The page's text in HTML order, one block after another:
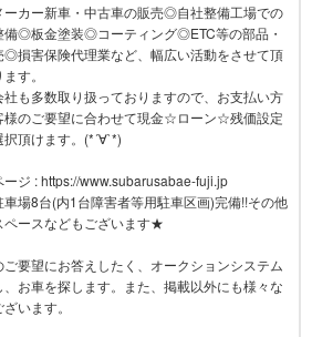
ーカー新車・中古車の販売◎自社整備工場での
備◎板金塗装◎コーティング◎ETC等の部品・
◎損害保険代理業など、幅広い活動をさせて頂
す。
社も多数取り扱っておりますので、お支払い方
様のご要望に合わせて現金☆ローン☆残価設定
頂けます。(*´∀`*)
ージ : https://www.subarusabae-fuji.jp
車場8台(内1台障害者等用駐車区画)完備!!その他
ペースなどもございます★
ご要望にお答えしたく、オークションシステム
、お車を探します。また、掲載以外にも様々な
います。